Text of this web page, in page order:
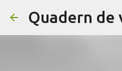
Quadern de